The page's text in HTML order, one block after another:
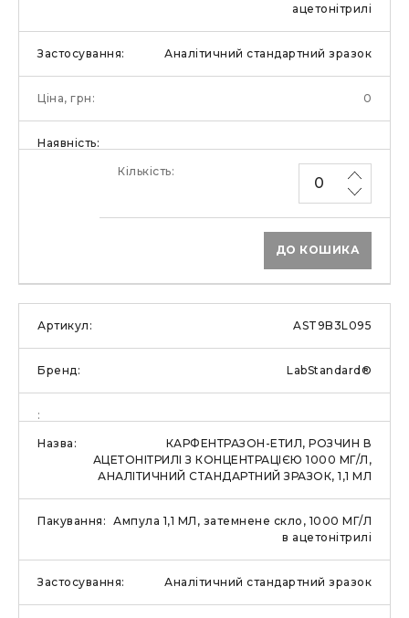
ацетонітрилі
Аналітичний стандартний зразок
0
ДО КОШИКА
AST9B3L095
LabStandard®
КАРФЕНТРАЗОН-ЕТИЛ, РОЗЧИН В
АЦЕТОНІТРИЛІ З КОНЦЕНТРАЦІЄЮ 1000 МГ/Л,
АНАЛІТИЧНИЙ СТАНДАРТНИЙ ЗРАЗОК, 1,1 МЛ
Ампула 1,1 МЛ, затемнене скло, 1000 МГ/Л
в ацетонітрилі
Аналітичний стандартний зразок